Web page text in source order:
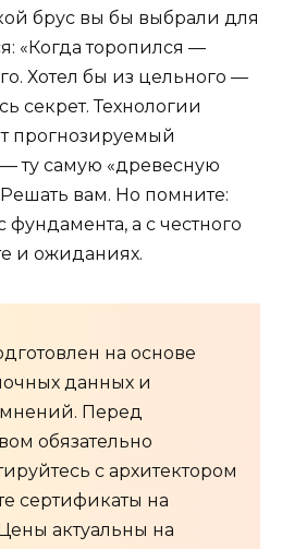
брус вы бы выбрали для
«Когда торопился —
Хотел бы из цельного —
секрет. Технологии
прогнозируемый
ту самую «древесную
вам. Но помните:
а с честного
и ожиданиях.
на основе
данных и
Перед
обязательно
с архитектором
сертификаты на
актуальны на